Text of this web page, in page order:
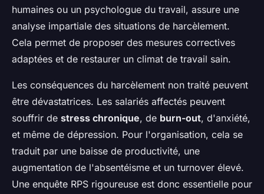
humaines ou un psychologue du travail, assure une
analyse impartiale des situations de harcèlement.
Cela permet de proposer des mesures correctives
adaptées et de restaurer un climat de travail sain.
Les conséquences du harcèlement non traité peuvent
être dévastatrices. Les salariés affectés peuvent
souffrir de stress chronique, de burn-out, d'anxiété,
et même de dépression. Pour l'organisation, cela se
traduit par une baisse de productivité, une
augmentation de l'absentéisme et un turnover élevé.
Une enquête RPS rigoureuse est donc essentielle pour